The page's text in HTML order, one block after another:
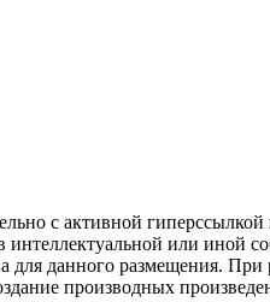
с активной
или иной
данного размещения. При
производных